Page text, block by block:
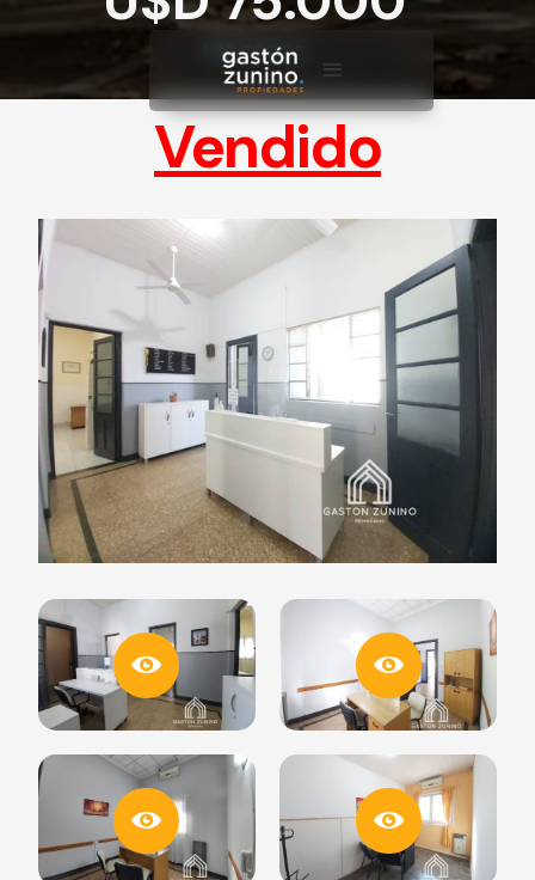
U$D 75.000
Vendido